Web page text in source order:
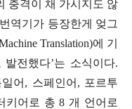
충격이 채 가시지도 않
역기가 등장한게 엊그
Translation)에 기
발전했다’는 소식이다.
어 , 스페인어 , 포르투
키어로 총8 개 언어로